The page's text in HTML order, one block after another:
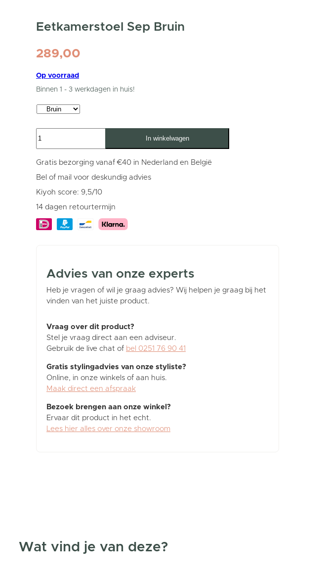
Eetkamerstoel Sep Bruin
289,00
Op voorraad
Binnen 1 - 3 werkdagen in huis!
Eetkamerstoel
Sep
In winkelwagen
Gratis bezorging vanaf €40 in Nederland en België
Bel of mail voor deskundig advies
Kiyoh score: 9,5/10
14 dagen retourtermijn
Advies van onze experts
Heb je vragen of wil je graag advies? Wij helpen je graag bij het
vinden van het juiste product.
Vraag over dit product?
Stel je vraag direct aan een adviseur.
Gebruik de live chat of bel 0251 76 90 41
Gratis stylingadvies van onze styliste?
Online, in onze winkels of aan huis.
Maak direct een afspraak
Bezoek brengen aan onze winkel?
Ervaar dit product in het echt.
Lees hier alles over onze showroom
Wat vind je van deze?